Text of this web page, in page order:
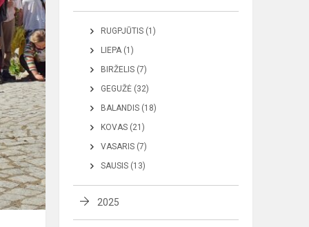
RUGPJŪTIS (1)
LIEPA (1)
BIRŽELIS (7)
GEGUŽĖ (32)
BALANDIS (18)
KOVAS (21)
VASARIS (7)
SAUSIS (13)
2025